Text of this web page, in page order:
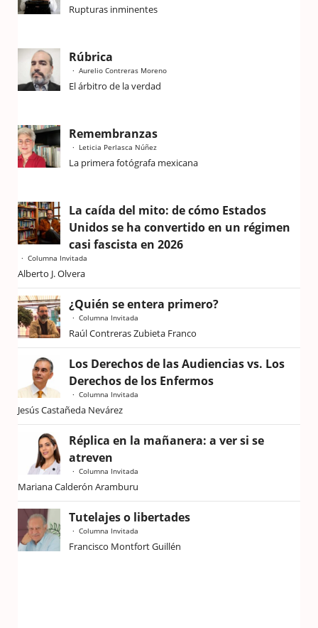
Rupturas inminentes
Rúbrica
Aurelio Contreras Moreno
El árbitro de la verdad
Remembranzas
Leticia Perlasca Núñez
La primera fotógrafa mexicana
La caída del mito: de cómo Estados
Unidos se ha convertido en un régimen
casi fascista en 2026
Columna Invitada
Alberto J. Olvera
¿Quién se entera primero?
Columna Invitada
Raúl Contreras Zubieta Franco
Los Derechos de las Audiencias vs. Los
Derechos de los Enfermos
Columna Invitada
Jesús Castañeda Nevárez
Réplica en la mañanera: a ver si se
atreven
Columna Invitada
Mariana Calderón Aramburu
Tutelajes o libertades
Columna Invitada
Francisco Montfort Guillén